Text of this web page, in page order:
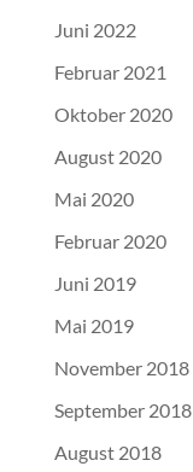
Juni 2022
Februar 2021
Oktober 2020
August 2020
Mai 2020
Februar 2020
Juni 2019
Mai 2019
November 2018
September 2018
August 2018